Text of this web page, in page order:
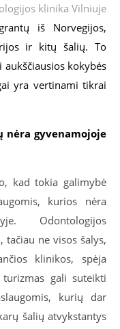
klinika Vilniuje
iš Norvegijos,
ir kitų šalių. To
kokybės
yra vertinami tikrai
nėra gyvenamojoje
kad tokia galimybė
kurios nėra
Odontologijos
tačiau ne visos šalys,
klinikos, spėja
gali suteikti
kurių dar
šalių atvykstantys